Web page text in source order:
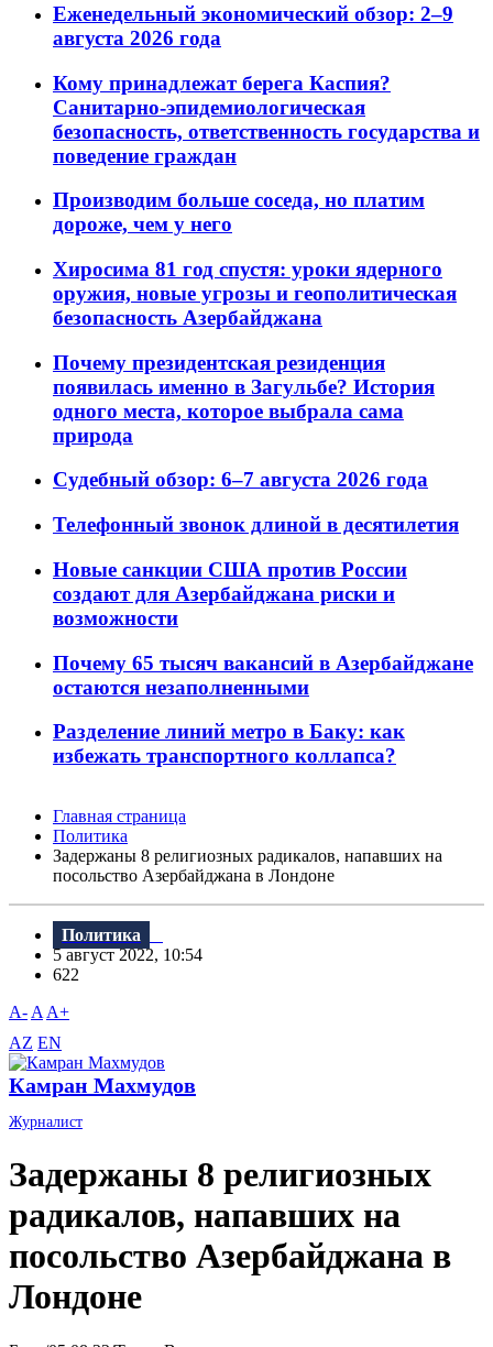
Еженедельный экономический обзор: 2–9
августа 2026 года
Кому принадлежат берега Каспия?
Санитарно-эпидемиологическая
безопасность, ответственность государства и
поведение граждан
Производим больше соседа, но платим
дороже, чем у него
Хиросима 81 год спустя: уроки ядерного
оружия, новые угрозы и геополитическая
безопасность Азербайджана
Почему президентская резиденция
появилась именно в Загульбе? История
одного места, которое выбрала сама
природа
Судебный обзор: 6–7 августа 2026 года
Телефонный звонок длиной в десятилетия
Новые санкции США против России
создают для Азербайджана риски и
возможности
Почему 65 тысяч вакансий в Азербайджане
остаются незаполненными
Разделение линий метро в Баку: как
избежать транспортного коллапса?
Главная страница
Политика
Задержаны 8 религиозных радикалов, напавших на
посольство Азербайджана в Лондоне
Политика
5 август 2022, 10:54
622
A- A A+
AZ EN
Камран Махмудов
Журналист
Задержаны 8 религиозных
радикалов, напавших на
посольство Азербайджана в
Лондоне